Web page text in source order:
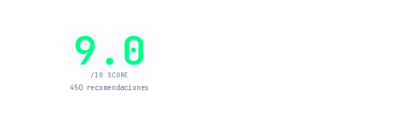
9.0
/10 SCORE
450 recomendaciones